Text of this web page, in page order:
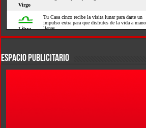
ESPACIO PUBLICITARIO